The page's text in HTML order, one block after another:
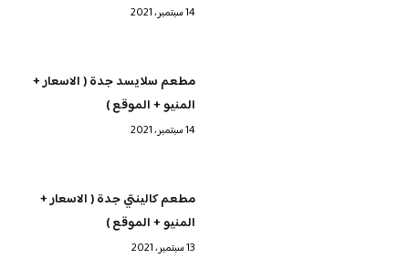
14 سبتمبر، 2021
مطعم سلايسد جدة ( الاسعار +
المنيو + الموقع )
14 سبتمبر، 2021
مطعم كالينتي جدة ( الاسعار +
المنيو + الموقع )
13 سبتمبر، 2021